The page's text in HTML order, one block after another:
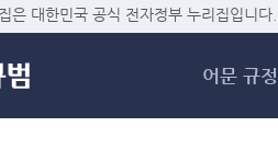
메
은 대한민국 공식 전자정부 누리집입니다.
어문 규정